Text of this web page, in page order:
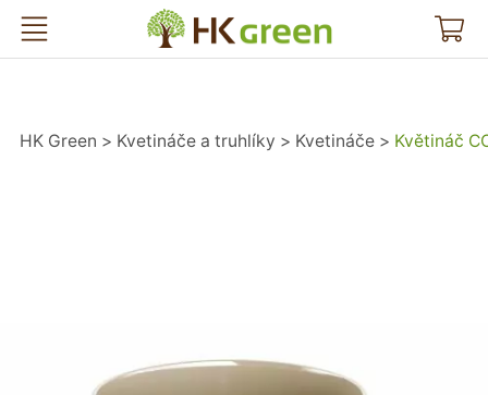
HK Green
HK Green Kvetináče a truhlíky Kvetináče Květináč